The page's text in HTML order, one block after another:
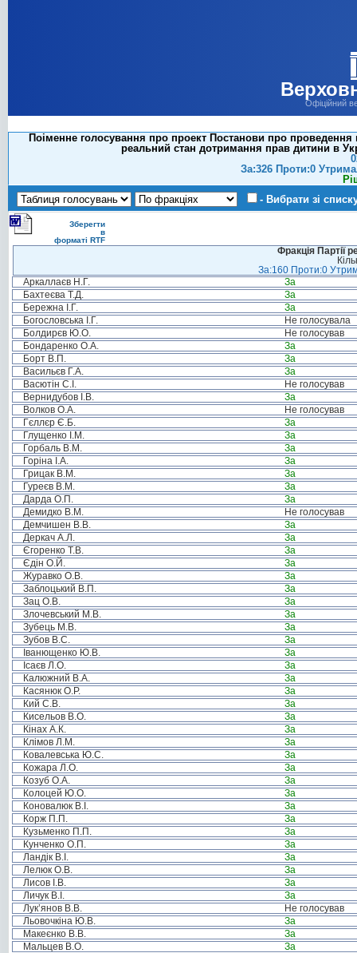
Офіційний
Поіменне голосування про проект Постанови про
реальний стан дотримання прав дитини в
За:326 Проти:0
- Вибрати зі
Зберегти
в
форматі RTF
Фракція Партії
За:160 Проти:0
Аркаллаєв Н.Г.
За
Бахтеєва Т.Д.
За
Бережна І.Г.
За
Богословська І.Г.
Не голосувала
Болдирєв Ю.О.
Не голосував
Бондаренко О.А.
За
Борт В.П.
За
Васильєв Г.А.
За
Васютін С.І.
Не голосував
Вернидубов І.В.
За
Волков О.А.
Не голосував
Гєллєр Є.Б.
За
Глущенко І.М.
За
Горбаль В.М.
За
Горіна І.А.
За
Грицак В.М.
За
Гуреєв В.М.
За
Дарда О.П.
За
Демидко В.М.
Не голосував
Демчишен В.В.
За
Деркач А.Л.
За
Єгоренко Т.В.
За
Єдін О.Й.
За
Журавко О.В.
За
Заблоцький В.П.
За
Зац О.В.
За
Злочевський М.В.
За
Зубець М.В.
За
Зубов В.С.
За
Іванющенко Ю.В.
За
Ісаєв Л.О.
За
Калюжний В.А.
За
Касянюк О.Р.
За
Кий С.В.
За
Кисельов В.О.
За
Кінах А.К.
За
Клімов Л.М.
За
Ковалевська Ю.С.
За
Кожара Л.О.
За
Козуб О.А.
За
Колоцей Ю.О.
За
Коновалюк В.І.
За
Корж П.П.
За
Кузьменко П.П.
За
Кунченко О.П.
За
Ландік В.І.
За
Лелюк О.В.
За
Лисов І.В.
За
Личук В.І.
За
Лук’янов В.В.
Не голосував
Льовочкіна Ю.В.
За
Макеєнко В.В.
За
Мальцев В.О.
За